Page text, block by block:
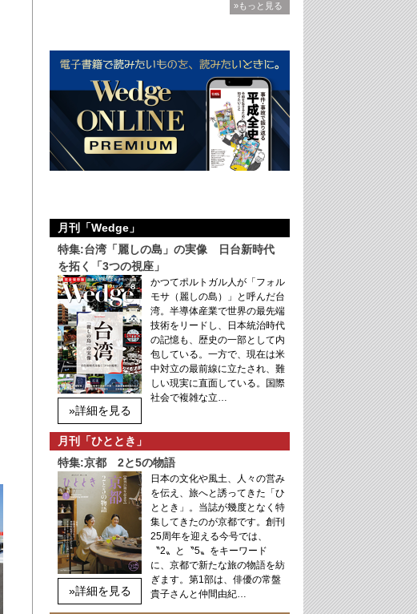
»もっと見る
月刊「Wedge」
特集:台湾「麗しの島」の実像 日台新時代
を拓く「3つの視座」
»詳細を見る
かつてポルトガル人が「フォル
モサ（麗しの島）」と呼んだ台
湾。半導体産業で世界の最先端
技術をリードし、日本統治時代
の記憶も、歴史の一部として内
包している。一方で、現在は米
中対立の最前線に立たされ、難
しい現実に直面している。国際
社会で複雑な立…
月刊「ひととき」
特集:京都 2と5の物語
»詳細を見る
日本の文化や風土、人々の営み
を伝え、旅へと誘ってきた「ひ
ととき」。当誌が幾度となく特
集してきたのが京都です。創刊
25周年を迎える今号では、
〝2〟と〝5〟をキーワード
に、京都で新たな旅の物語を紡
ぎます。第1部は、俳優の常盤
貴子さんと仲間由紀…